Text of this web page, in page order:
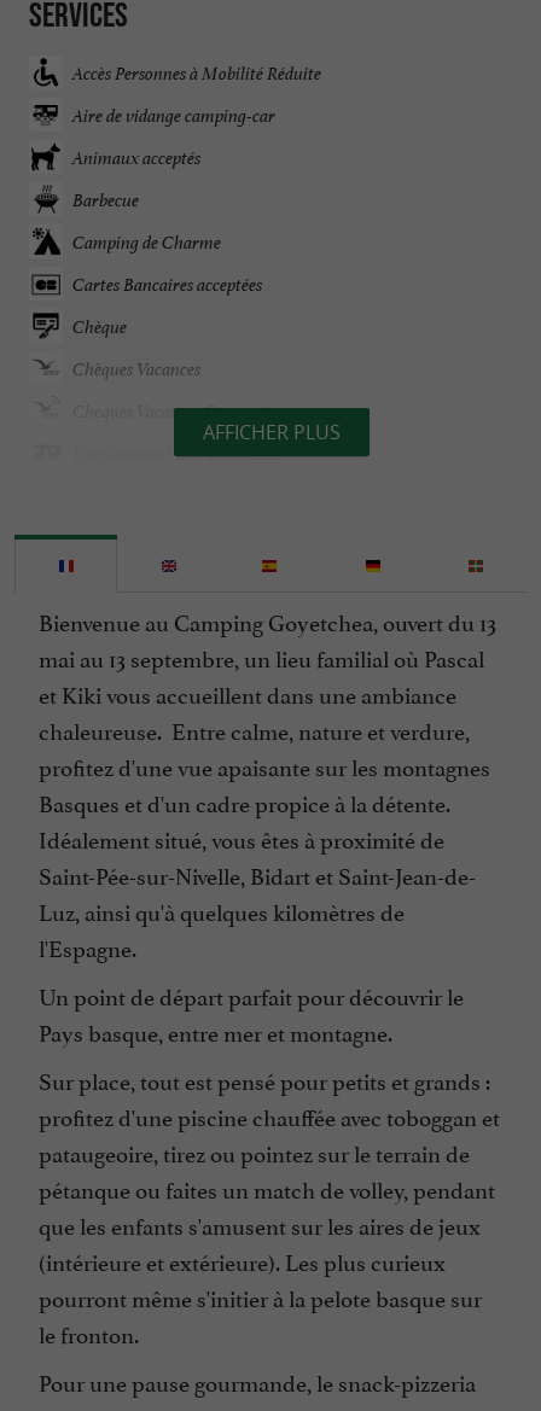
Services
Accès Personnes à Mobilité Réduite
Aire de vidange camping-car
Animaux acceptés
Barbecue
Camping de Charme
Cartes Bancaires acceptées
Chèque
Chèques Vacances
Chèques Vacances Connect
Emplacement Camping-Cars
Epicerie / Alimentation
Espèces
Internet : WIFI
Jeux pour enfants
Lave Linge
Location de Mobil Homes
Location de draps
Parking
Parle anglais
Parle espagnol
Parle français
Ping pong
Piscine
Piscine chauffée
Plats cuisinés à emporter
Snack
Sèche Linge
Toboggan Aquatique
Télévision : oui
Vue sur la montagne
AFFICHER PLUS
Bienvenue au Camping Goyetchea, ouvert du 13
mai au 13 septembre, un lieu familial où Pascal
et Kiki vous accueillent dans une ambiance
chaleureuse. Entre calme, nature et verdure,
profitez d'une vue apaisante sur les montagnes
Basques et d'un cadre propice à la détente.
Idéalement situé, vous êtes à proximité de
Saint-Pée-sur-Nivelle, Bidart et Saint-Jean-de-
Luz, ainsi qu'à quelques kilomètres de
l'Espagne.
Un point de départ parfait pour découvrir le
Pays basque, entre mer et montagne.
Sur place, tout est pensé pour petits et grands :
profitez d'une piscine chauffée avec toboggan et
pataugeoire, tirez ou pointez sur le terrain de
pétanque ou faites un match de volley, pendant
que les enfants s'amusent sur les aires de jeux
(intérieure et extérieure). Les plus curieux
pourront même s'initier à la pelote basque sur
le fronton.
Pour une pause gourmande, le snack-pizzeria